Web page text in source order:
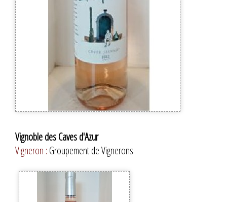
Vignoble des Caves d'Azur
Vigneron : Groupement de Vignerons